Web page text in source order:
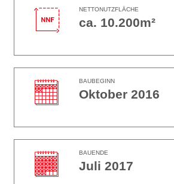
NETTONUTZFLÄCHE
ca. 10.200m²
BAUBEGINN
Oktober 2016
BAUENDE
Juli 2017